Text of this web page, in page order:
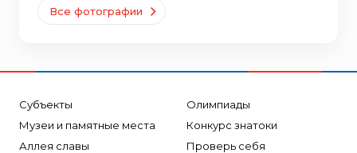
Все фотографии
Субъекты
Музеи и памятные места
Аллея славы
Олимпиады
Конкурс знатоки
Проверь себя